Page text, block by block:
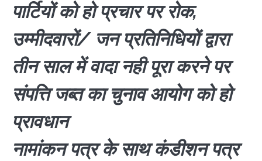
पार्टियों को हो प्रचार पर रोक,
उम्मीदवारों/ जन प्रतिनिधियों द्वारा
तीन साल में वादा नही पूरा करने पर
संपत्ति जब्त का चुनाव आयोग को हो
प्रावधान
नामांकन पत्र के साथ कंडीशन पत्र